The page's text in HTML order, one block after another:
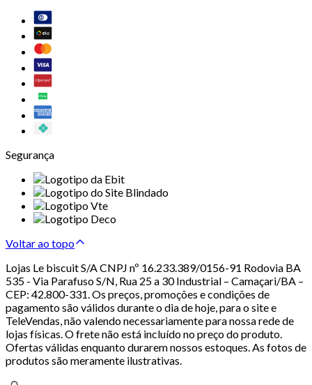
Segurança
Voltar ao topo
Lojas Le biscuit S/A CNPJ nº 16.233.389/0156-91 Rodovia BA
535 - Via Parafuso S/N, Rua 25 a 30 Industrial – Camaçari/BA –
CEP: 42.800-331. Os preços, promoções e condições de
pagamento são válidos durante o dia de hoje, para o site e
TeleVendas, não valendo necessariamente para nossa rede de
lojas físicas. O frete não está incluído no preço do produto.
Ofertas válidas enquanto durarem nossos estoques. As fotos de
produtos são meramente ilustrativas.